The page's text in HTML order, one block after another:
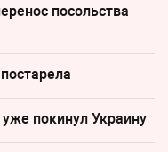
посольства
покинул Украину